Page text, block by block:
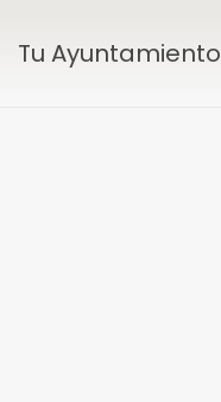
Tu Ayuntamiento